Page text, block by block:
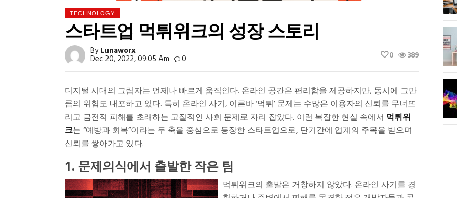
TECHNOLOGY
스타트업 먹튀위크의 성장 스토리
ByLunaworx
Dec 20, 2022, 09:05 Am 0 389
0
디지털 시대의 그림자는 언제나 빠르게 움직인다. 온라인 공간은 편리함을 제공하지만, 동시에 그만
큼의 위험도 내포하고 있다. 특히 온라인 사기, 이른바 ‘먹튀’ 문제는 수많은 이용자의 신뢰를 무너뜨
리고 금전적 피해를 초래하는 고질적인 사회 문제로 자리 잡았다. 이런 복잡한 현실 속에서 먹튀위
크는 “예방과 회복”이라는 두 축을 중심으로 등장한 스타트업으로, 단기간에 업계의 주목을 받으며
신뢰를 쌓아가고 있다.
1. 문제의식에서 출발한 작은 팀
먹튀위크의 출발은 거창하지 않았다. 온라인 사기를 경